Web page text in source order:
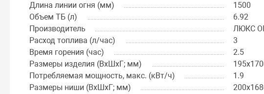
Длина линии огня (мм)
1500
Объем ТБ (л)
6.92
Производитель
ЛЮКС
Расход топлива (л/час)
3
Время горения (час)
2.5
Размеры изделия (ВхШхГ; мм)
Потребляемая мощность, макс. (кВт/ч)
1.9
Размеры ниши (ВхШхГ; мм)